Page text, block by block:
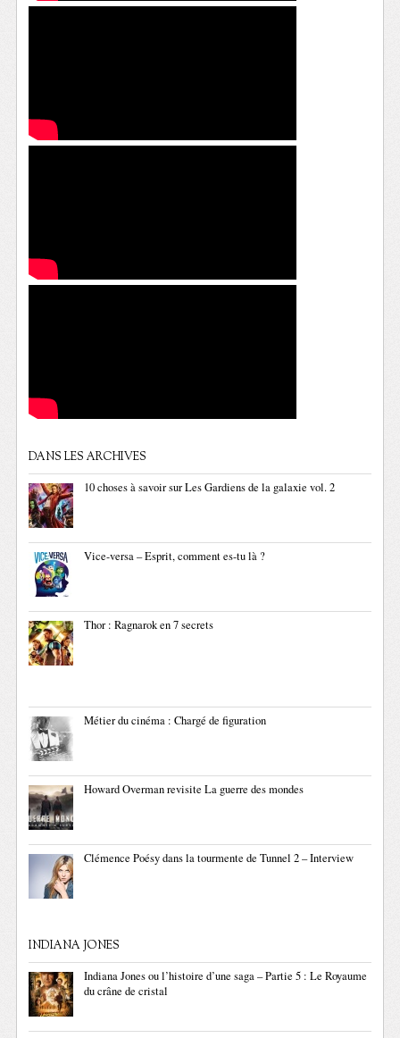
DANS LES ARCHIVES
10 choses à savoir sur Les Gardiens de la galaxie vol. 2
Vice-versa – Esprit, comment es-tu là ?
Thor : Ragnarok en 7 secrets
Métier du cinéma : Chargé de figuration
Howard Overman revisite La guerre des mondes
Clémence Poésy dans la tourmente de Tunnel 2 – Interview
INDIANA JONES
Indiana Jones ou l’histoire d’une saga – Partie 5 : Le Royaume
du crâne de cristal